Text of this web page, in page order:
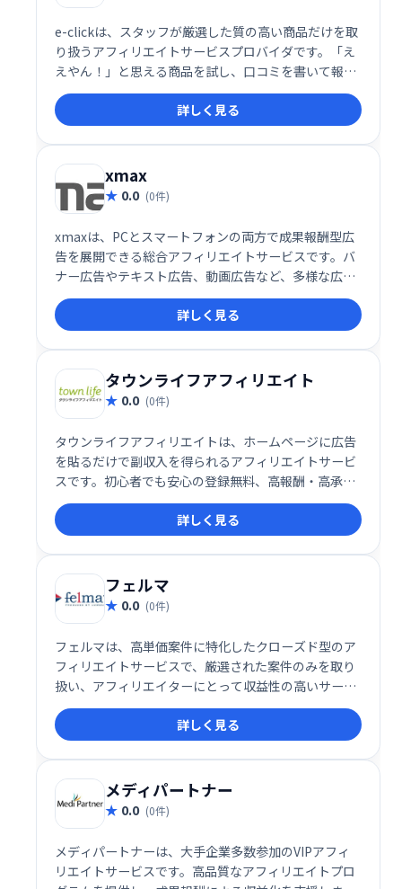
e-clickは、スタッフが厳選した質の高い商品だけを取
り扱うアフィリエイトサービスプロバイダです。「え
えやん！」と思える商品を試し、口コミを書いて報酬
を得られる、新しいアフィリエイト体験を提供しま
す。
詳しく見る
xmax
0.0 (0件)
xmaxは、PCとスマートフォンの両方で成果報酬型広
告を展開できる総合アフィリエイトサービスです。バ
ナー広告やテキスト広告、動画広告など、多様な広告
掲載手段を提供し、効率的な集客と収益化をサポート
します。初心者から経験者まで手軽に始められる使い
やすさが特徴で、アフィリエイトマーケティングの成
功を目指す方に最適です。
詳しく見る
タウンライフアフィリエイト
0.0 (0件)
タウンライフアフィリエイトは、ホームページに広告
を貼るだけで副収入を得られるアフィリエイトサービ
スです。初心者でも安心の登録無料、高報酬・高承認
率案件が多数あり、振込手数料も無料です。会員ラン
クに応じて報酬もアップ！手軽に副収入を得たい方に
おすすめです。
詳しく見る
フェルマ
0.0 (0件)
フェルマは、高単価案件に特化したクローズド型のア
フィリエイトサービスで、厳選された案件のみを取り
扱い、アフィリエイターにとって収益性の高いサービ
スを提供します。経験豊富なアフィリエイターから初
心者まで幅広いユーザーにとって、安定した収益を目
指せる仕組みを提供しています。
詳しく見る
メディパートナー
0.0 (0件)
メディパートナーは、大手企業多数参加のVIPアフィ
リエイトサービスです。高品質なアフィリエイトプロ